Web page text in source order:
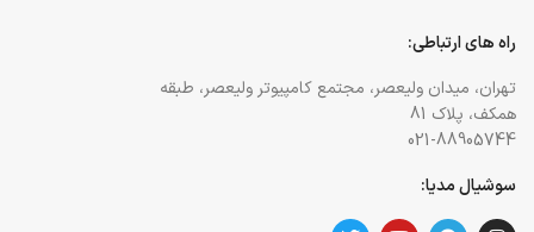
راه های ارتباطی:
تهران، میدان ولیعصر، مجتمع کامپیوتر ولیعصر، طبقه
همکف، پلاک 81
021-88905744
سوشیال مدیا: